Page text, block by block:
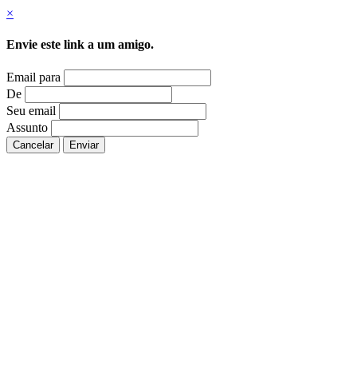
×
Envie este link a um amigo.
Email para
De
Seu email
Assunto
Cancelar Enviar